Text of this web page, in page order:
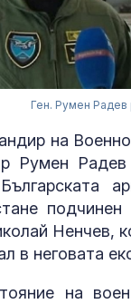
Ген. Румен Радев
на
Румен
подчинен
Ненчев,
в неговата
на